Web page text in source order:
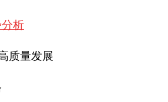
析
质量发展